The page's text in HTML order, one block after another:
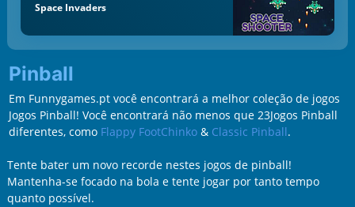
Space Invaders
Pinball
Em Funnygames.pt você encontrará a melhor coleção de jogos
Jogos Pinball! Você encontrará não menos que 23Jogos Pinball
diferentes, como Flappy FootChinko& Classic Pinball.
Tente bater um novo recorde nestes jogos de pinball!
Mantenha-se focado na bola e tente jogar por tanto tempo
quanto possível.